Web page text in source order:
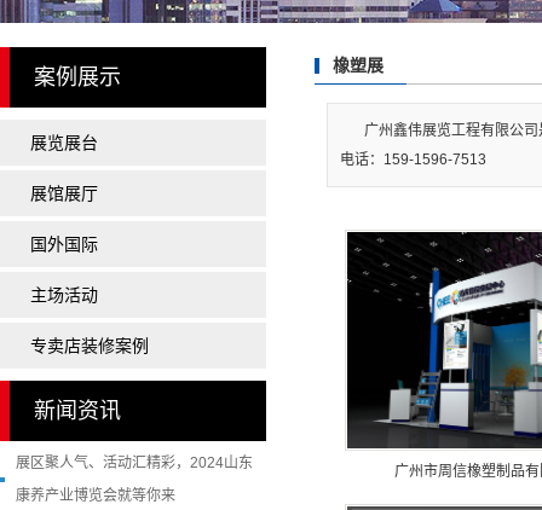
乐器展
医疗展
卫浴展
案例展示
展览展台
展馆展厅
国外国际
主场活动
专卖店装修案例
新闻资讯
展区聚人气、活动汇精彩，2024山东
康养产业博览会就等你来
橡塑展
广州鑫伟展览工程有限公
电话：159-1596-7513
广州市周信橡塑制品